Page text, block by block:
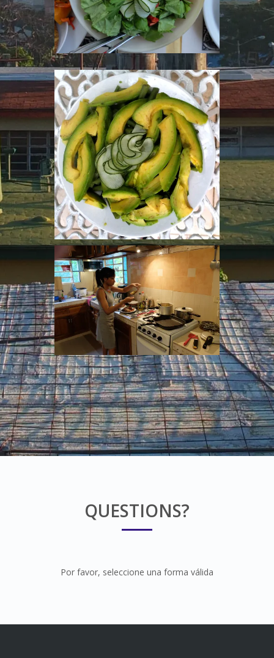
QUESTIONS?
Por favor, seleccione una forma válida